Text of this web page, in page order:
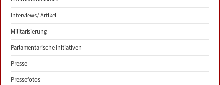
Interviews/ Artikel
Militarisierung
Parlamentarische Initiativen
Presse
Pressefotos